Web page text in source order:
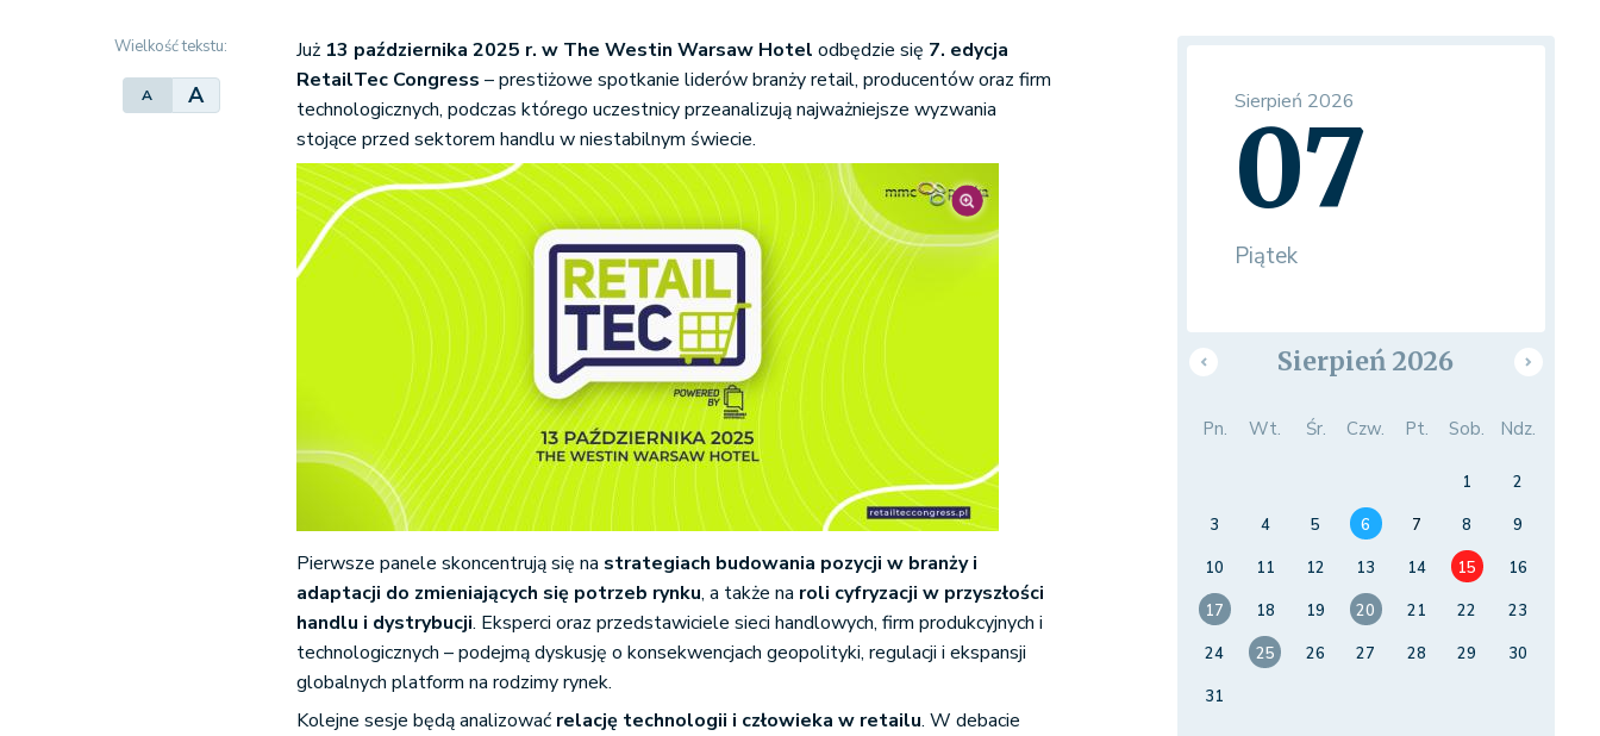
Wielkość tekstu:
A A
Już 13 października 2025 r. w The Westin Warsaw Hotel odbędzie się 7. edycja
RetailTec Congress – prestiżowe spotkanie liderów branży retail, producentów oraz firm
technologicznych, podczas którego uczestnicy przeanalizują najważniejsze wyzwania
stojące przed sektorem handlu w niestabilnym świecie.
Pierwsze panele skoncentrują się na strategiach budowania pozycji w branży i
adaptacji do zmieniających się potrzeb rynku, a także na roli cyfryzacji w przyszłości
handlu i dystrybucji. Eksperci oraz przedstawiciele sieci handlowych, firm produkcyjnych i
technologicznych – podejmą dyskusję o konsekwencjach geopolityki, regulacji i ekspansji
globalnych platform na rodzimy rynek.
Kolejne sesje będą analizować relację technologii i człowieka w retailu. W debacie
Sierpień 2026
07
Piątek
Sierpień 2026
Pn. Wt. Śr. Czw. Pt. Sob. Ndz.
1
2
3
4 5 6 7 8
9
10
11 12 13 14 15
16
17
18 19 20 21 22
23
24
25 26 27 28 29
30
31